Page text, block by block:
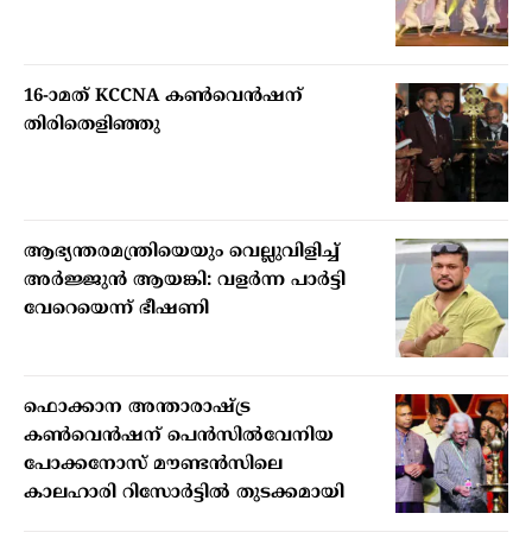
16-ാമത് KCCNA കൺവെൻഷന്
തിരിതെളിഞ്ഞു
ആഭ്യന്തരമന്ത്രിയെയും വെല്ലുവിളിച്ച്
അര്‍ജ്ജുന്‍ ആയങ്കി: വളര്‍ന്ന പാര്‍ട്ടി
വേറെയെന്ന് ഭീഷണി
ഫൊക്കാന അന്താരാഷ്ട്ര
കൺവെൻഷന് പെൻസിൽവേനിയ
പോക്കനോസ് മൗണ്ടൻസിലെ
കാലഹാരി റിസോർട്ടിൽ തുടക്കമായി